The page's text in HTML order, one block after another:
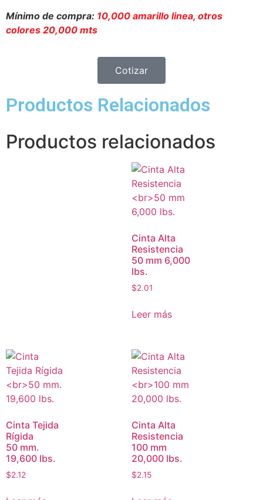
Mínimo de compra: 10,000 amarillo linea, otros
colores 20,000 mts
Cotizar
Productos Relacionados
Productos relacionados
Cinta Alta
Resistencia
50 mm 6,000
lbs.
$2.01
Leer más
Cinta Tejida
Rígida
50 mm.
19,600 lbs.
$2.12
Cinta Alta
Resistencia
100 mm
20,000 lbs.
$2.15